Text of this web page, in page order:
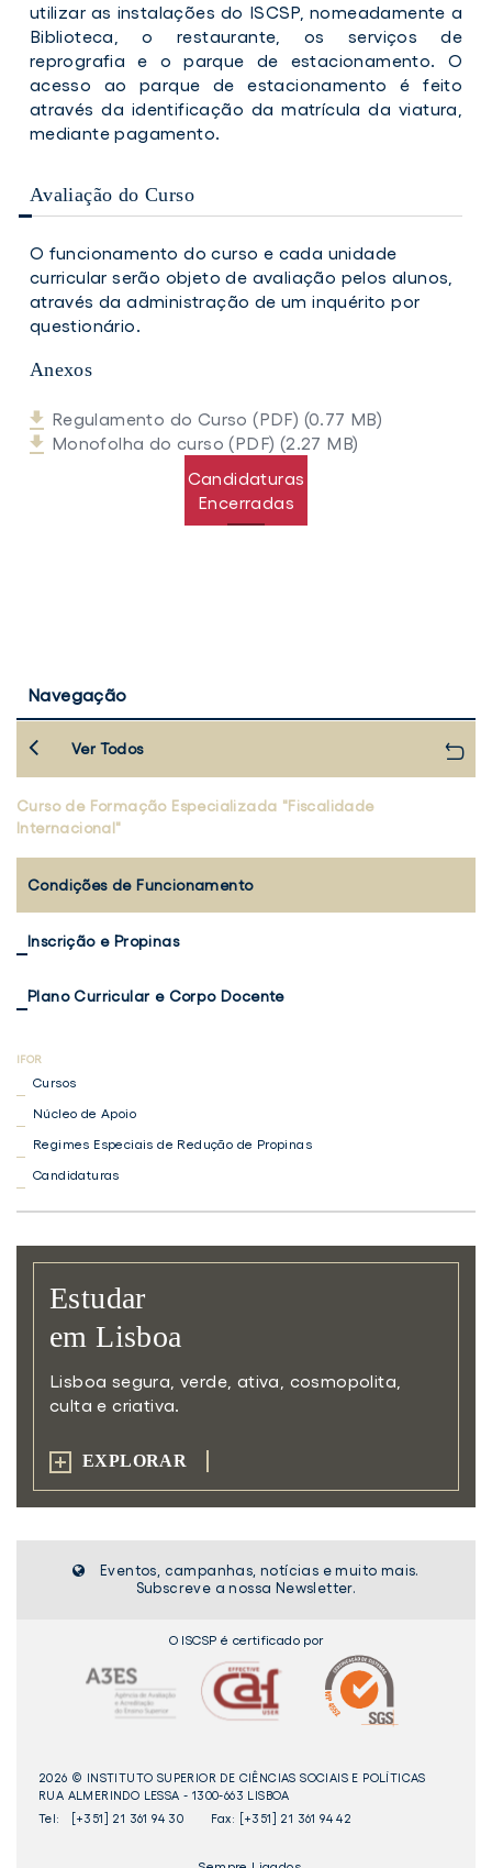
utilizar as instalações do ISCSP, nomeadamente a
Biblioteca, o restaurante, os serviços de
reprografia e o parque de estacionamento. O
acesso ao parque de estacionamento é feito
através da identificação da matrícula da viatura,
mediante pagamento.
Avaliação do Curso
O funcionamento do curso e cada unidade
curricular serão objeto de avaliação pelos alunos,
através da administração de um inquérito por
questionário.
Anexos
Regulamento do Curso (PDF) (0.77 MB)
Monofolha do curso (PDF) (2.27 MB)
Candidaturas
Encerradas
Navegação
Ver Todos
Curso de Formação Especializada "Fiscalidade
Internacional"
Condições de Funcionamento
Inscrição e Propinas
Plano Curricular e Corpo Docente
Cursos
Núcleo de Apoio
Regimes Especiais de Redução de Propinas
Candidaturas
Estudar
em Lisboa
Lisboa segura, verde, ativa,
cosmopolita,
culta e criativa.
EXPLORAR
Eventos, campanhas, notícias e muito mais.
Subscreve a nossa Newsletter.
O ISCSP é certificado por
2026 © INSTITUTO SUPERIOR DE CIÊNCIAS SOCIAIS E POLÍTICAS
RUA ALMERINDO LESSA - 1300-663 LISBOA
Tel:
[+351] 21 361 94 30 Fax: [+351] 21 361 94 42